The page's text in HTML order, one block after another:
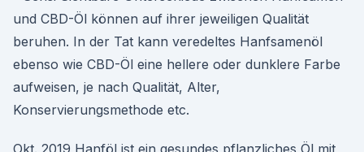
und CBD-Öl können auf ihrer jeweiligen Qualität
beruhen. In der Tat kann veredeltes Hanfsamenöl
ebenso wie CBD-Öl eine hellere oder dunklere Farbe
aufweisen, je nach Qualität, Alter,
Konservierungsmethode etc.
Okt. 2019 Hanföl ist ein gesundes pflanzliches Öl mit